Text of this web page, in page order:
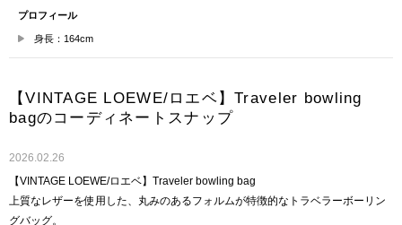
プロフィール
身長：164cm
【VINTAGE LOEWE/ロエベ】Traveler bowling
bagのコーディネートスナップ
2026.02.26
【VINTAGE LOEWE/ロエベ】Traveler bowling bag
上質なレザーを使用した、丸みのあるフォルムが特徴的なトラベラーボーリン
グバッグ。